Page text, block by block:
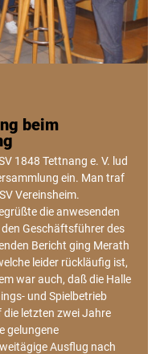
beim
1848 Tettnang e. V. lud
ein. Man traf
Vereinsheim.
die anwesenden
Geschäftsführer des
Bericht ging Merath
leider rückläufig ist,
war auch, daß die Halle
und Spielbetrieb
letzten zwei Jahre
gelungene
Ausflug nach